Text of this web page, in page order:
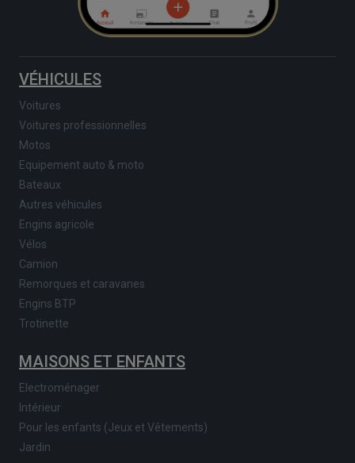
VÉHICULES
Voitures
Voitures professionnelles
Motos
Equipement auto & moto
Bateaux
Autres véhicules
Engins agricole
Vélos
Camion
Remorques et caravanes
Engins BTP
Trotinette
MAISONS ET ENFANTS
Electroménager
Intérieur
Pour les enfants (Jeux et Vêtements)
Jardin